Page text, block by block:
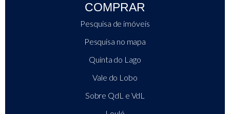
COMPRAR
Pesquisa de imóveis
Pesquisa no mapa
Quinta do Lago
Vale do Lobo
Sobre QdL e VdL